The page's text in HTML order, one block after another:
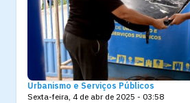
Urbanismo e Serviços Públicos
Sexta-feira, 4 de abr de 2025 - 03:58